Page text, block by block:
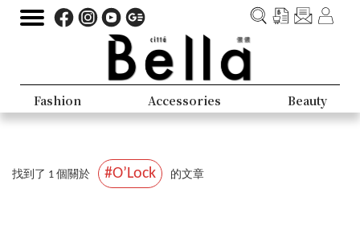
Fashion Accessories Beauty
找到了 1 個關於 #O’Lock 的文章